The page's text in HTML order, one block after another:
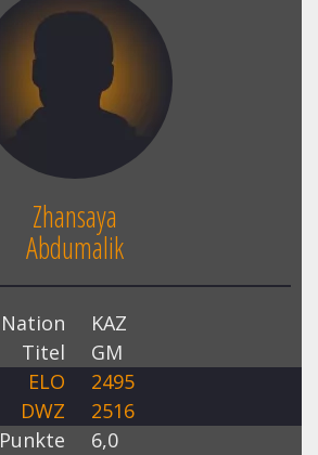
Zhansaya
Abdumalik
Nation
KAZ
Titel
GM
ELO
2495
DWZ
2516
Punkte
6,0